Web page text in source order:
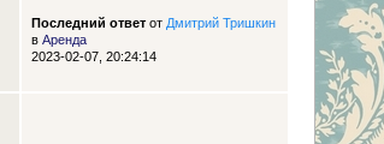
Последний ответот Дмитрий Тришкин
в Аренда
2023-02-07, 20:24:14